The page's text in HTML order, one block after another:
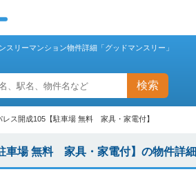
リーマンション物件詳細「グッドマンスリー」
検索
レス開成105【駐車場 無料 家具・家電付】
車場 無料 家具・家電付】の物件詳細